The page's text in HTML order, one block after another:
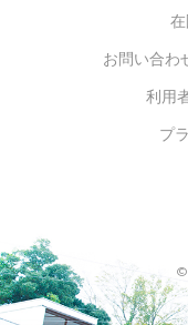
バイリン
スポーツ保
モンテッ
STEAMS
めざせ！
めざせ！
ピアノ教室
SDGsについ
お問い合わ
利用
プ
©